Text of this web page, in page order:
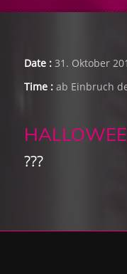
Date : 31. Oktober
Time : ab Einbruch
???